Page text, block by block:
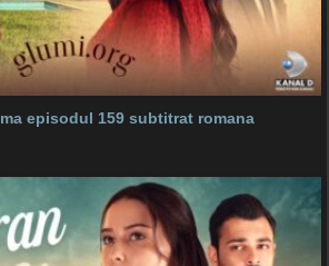
episodul 159 subtitrat romana